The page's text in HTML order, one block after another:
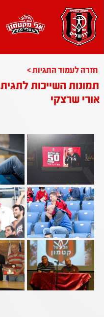
< חזרה לעמוד התגיות
תמונות השייכות לתגית
אורי שרצקי